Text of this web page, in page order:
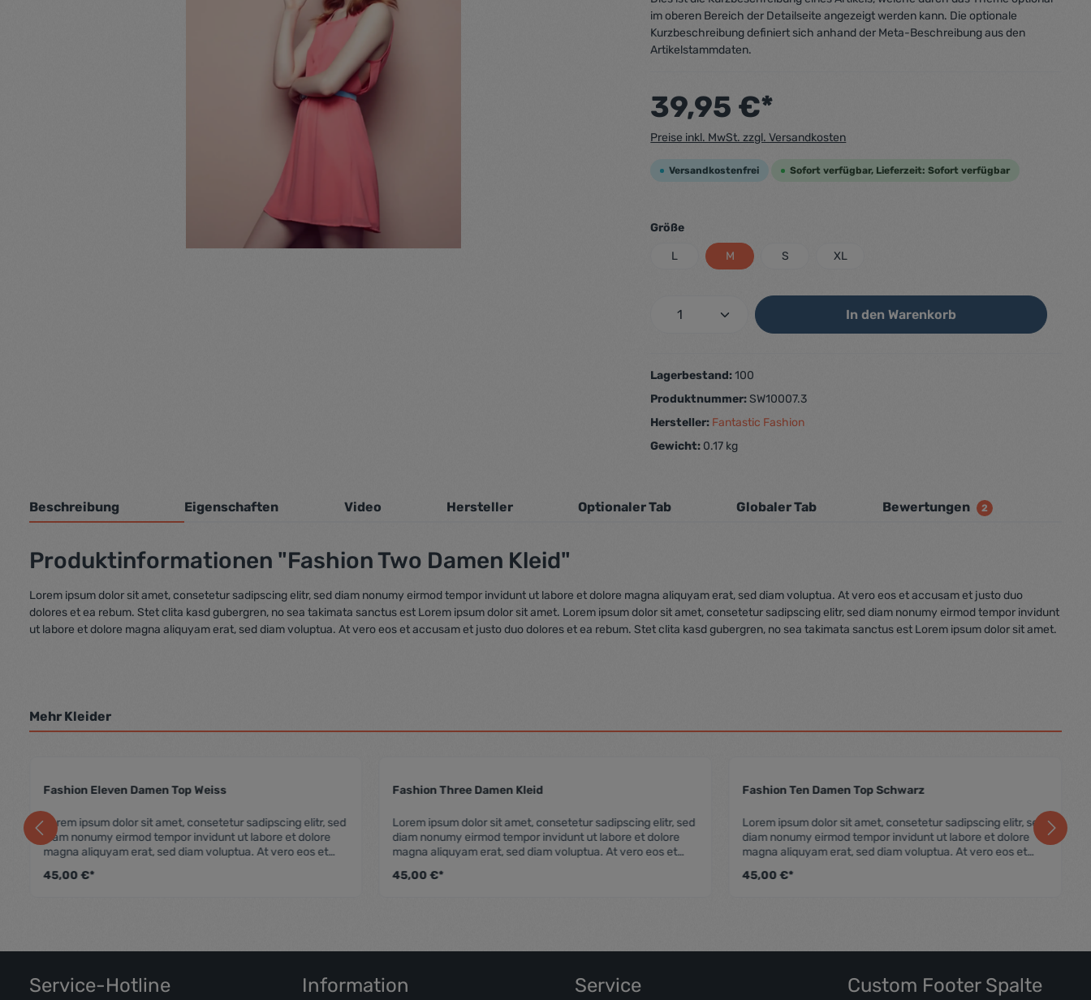
im oberen Bereich der Detailseite angezeigt werden kann. Die optionale
Kurzbeschreibung definiert sich anhand der Meta-Beschreibung aus den
Artikelstammdaten.
39,95 €*
Preise inkl. MwSt. zzgl. Versandkosten
Versandkostenfrei Sofort verfügbar, Lieferzeit: Sofort verfügbar
Größe
L M S XL
In den Warenkorb
Lagerbestand:100
Produktnummer:SW10007.3
Hersteller: Fantastic Fashion
Gewicht: 0.17 kg
Beschreibung Eigenschaften Video Hersteller Optionaler Tab Globaler Tab Bewertungen 2
Produktinformationen "Fashion Two Damen Kleid"
Lorem ipsum dolor sit amet, consetetur sadipscing elitr, sed diam nonumy eirmod tempor invidunt ut labore et dolore magna aliquyam erat, sed diam voluptua. At vero eos et accusam et justo duo
dolores et ea rebum. Stet clita kasd gubergren, no sea takimata sanctus est Lorem ipsum dolor sit amet. Lorem ipsum dolor sit amet, consetetur sadipscing elitr, sed diam nonumy eirmod tempor invidunt
ut labore et dolore magna aliquyam erat, sed diam voluptua. At vero eos et accusam et justo duo dolores et ea rebum. Stet clita kasd gubergren, no sea takimata sanctus est Lorem ipsum dolor sit amet.
Mehr Kleider
Fashion Eleven Damen Top Weiss
Lorem ipsum dolor sit amet, consetetur sadipscing elitr, sed
diam nonumy eirmod tempor invidunt ut labore et dolore
magna aliquyam erat, sed diam voluptua. At vero eos et
gubergren, no sea takimata sanctus est Lorem ipsum dolor
kasd gubergren, no sea takimata sanctus est Lorem ipsum
45,00 €*
Fashion Three Damen Kleid
Lorem ipsum dolor sit amet, consetetur sadipscing elitr, sed
diam nonumy eirmod tempor invidunt ut labore et dolore
magna aliquyam erat, sed diam voluptua. At vero eos et
gubergren, no sea takimata sanctus est Lorem ipsum dolor
kasd gubergren, no sea takimata sanctus est Lorem ipsum
45,00 €*
Fashion Ten Damen Top Schwarz
Lorem ipsum dolor sit amet, consetetur sadipscing elitr, sed
diam nonumy eirmod tempor invidunt ut labore et dolore
magna aliquyam erat, sed diam voluptua. At vero eos et
gubergren, no sea takimata sanctus est Lorem ipsum dolor
kasd gubergren, no sea takimata sanctus est Lorem ipsum
45,00 €*
Custom Footer Spalte
Service-Hotline Information Service